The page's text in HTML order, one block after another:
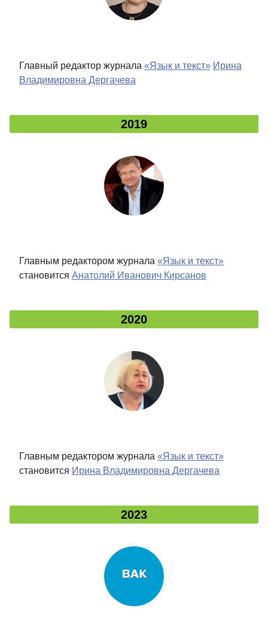
Главный редактор журнала «Язык и текст» Ирина
Владимировна Дергачева
2019
Главным редактором журнала «Язык и текст»
становится Анатолий Иванович Кирсанов
2020
Главным редактором журнала «Язык и текст»
становится Ирина Владимировна Дергачева
2023